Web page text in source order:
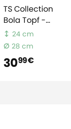
TS Collection
Bola Topf -
Braun
24 cm
28 cm
3099 €